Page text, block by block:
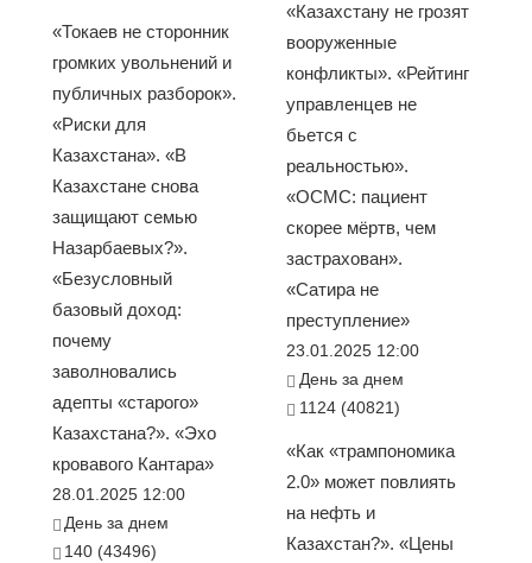
«Токаев не сторонник
громких увольнений и
публичных разборок».
«Риски для
Казахстана». «В
Казахстане снова
защищают семью
Назарбаевых?».
«Безусловный
базовый доход:
почему
заволновались
адепты «старого»
Казахстана?». «Эхо
кровавого Кантара»
28.01.2025 12:00
День за днем
140 (43496)
«Казахстану не грозят
вооруженные
конфликты». «Рейтинг
управленцев не
бьется с
реальностью».
«ОСМС: пациент
скорее мёртв, чем
застрахован».
«Сатира не
преступление»
23.01.2025 12:00
День за днем
1124 (40821)
«Как «трампономика
2.0» может повлиять
на нефть и
Казахстан?». «Цены